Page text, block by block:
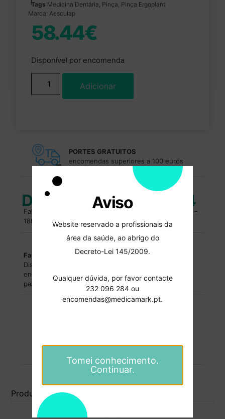
Tags Medicina Dentária, Pinça, Pinça Ergoplant
Marca: Aesculap
58.44€
Disponível por encomenda
Adicionar
PORTES GRATUITOS
encomendas superiores a 100 euros
Duvidas?232 096 284
Fale com um especialista. Entre em contacto, das 10h –
18h.
Facilidades de pagamentos
Dispomos de facilidades de pagamentos para
encomendas superiores a
2500€
Entre em contacto
para saber mais
Pagamentos 100% seguros.
Produtos Relacionados
Aviso
Website reservado a profissionais da
área da saúde, ao abrigo do
Decreto-Lei 145/2009.
Qualquer dúvida, por favor contacte
232 096 284 ou
encomendas@medicamark.pt.
Tomei conhecimento.
Continuar.